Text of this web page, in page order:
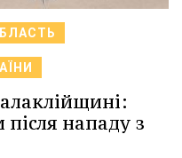
після нападу з